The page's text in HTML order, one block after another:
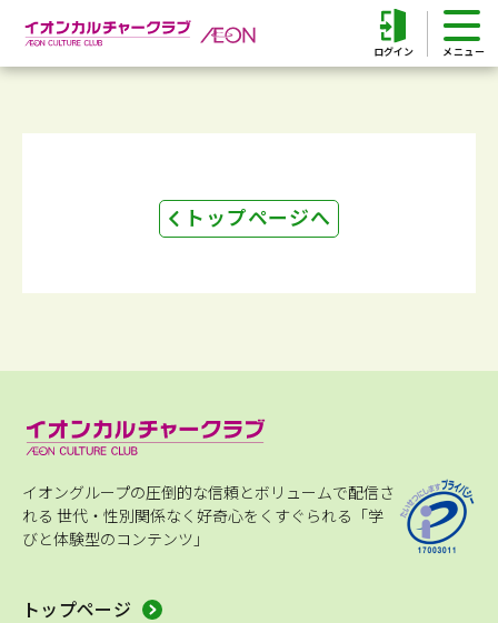
ログイン
トップページへ
イオングループの圧倒的な信頼とボリュームで配信さ
れる 世代・性別関係なく好奇心をくすぐられる「学
びと体験型のコンテンツ」
トップページ